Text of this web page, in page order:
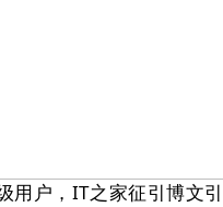
户，IT之家征引博文